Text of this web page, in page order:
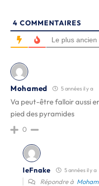
4 COMMENTAIRES
Le plus ancien
Mohamed 5 années il y a
Va peut-être falloir aussi
pied des pyramides
0
leFnake 5 années il y a
Répondre à